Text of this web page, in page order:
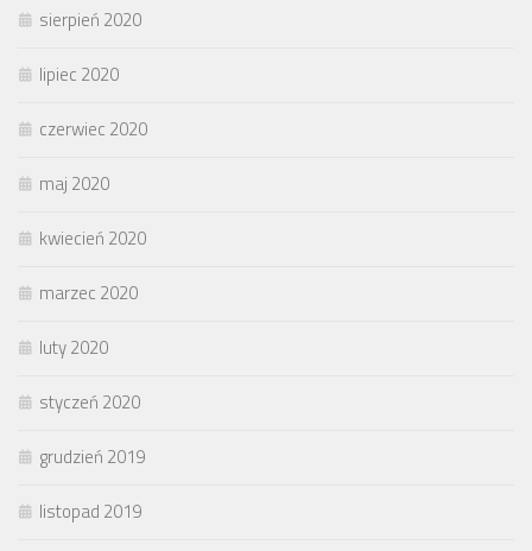
sierpień 2020
lipiec 2020
czerwiec 2020
maj 2020
kwiecień 2020
marzec 2020
luty 2020
styczeń 2020
grudzień 2019
listopad 2019